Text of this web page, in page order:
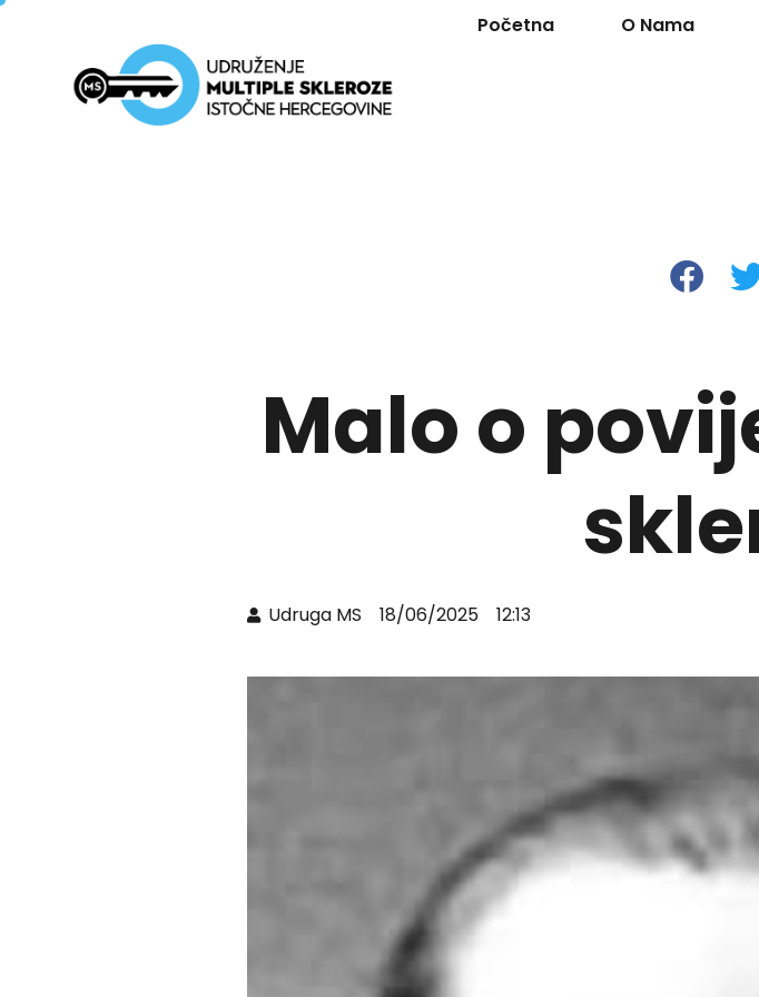
Početna O Nama
Malo o
Udruga MS 18/06/2025 12:13